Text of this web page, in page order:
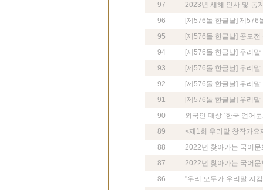
97
2023년 새해 인사 및 동
96
[제576돌 한글날] 제576
95
[제576돌 한글날] 공모
94
[제576돌 한글날] 우리
93
[제576돌 한글날] 우리
92
[제576돌 한글날] 우리
91
[제576돌 한글날] 우리
90
외국인 대상 ‘한국 언어
89
<제1회 우리말 창작가요
88
2022년 찾아가는 국어
87
2022년 찾아가는 국어
86
"우리 모두가 우리말 지